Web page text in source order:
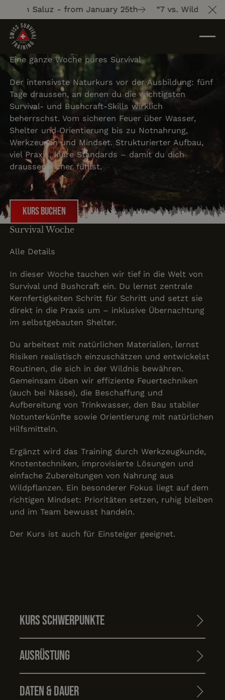
Saluz - from January 25th “7 vs. Wild” with
Eine ganze Woche pures Survival
Der intensivste Naturkurs vor der Ausbildung: fünf
Tage draussen, an denen du die wichtigsten
Survival- und Bushcraft-Skills wirklich
beherrschst. Vom sicheren Feuer über Wasser,
Shelter und Orientierung bis zu Notnahrung,
Werkzeugen und Mindset. Strukturierter Aufbau,
viel Praxis, klare Standards – damit du dich
draussen sicher fühlst.
Kurs buchen
Survival Woche
Alle Details
In dieser Woche tauchen wir tief in die Welt von
Survival und Bushcraft ein. Du lernst zentrale
Kernfertigkeiten Schritt für Schritt und setzt sie
direkt in die Praxis um – inklusive Übernachtung
im selbstgebauten Shelter.
Du arbeitest mit natürlichen Materialien, lernst
Risiken realistisch einzuschätzen und entwickelst
Routinen, die sich in der Wildnis bewähren.
Gemeinsam üben wir effiziente Feuertechniken
(auch bei Nässe), die Beschaffung und
Aufbereitung von Trinkwasser, den Bau stabiler
Notunterkünfte sowie Orientierung mit natürlichen
Hilfsmitteln.
Ergänzt wird das Training durch Werkzeugkunde,
Knotentechniken, improvisierte Lösungen und
einfache Zubereitungen von Nahrung aus
Wildpflanzen. Ein besonderer Fokus liegt auf dem
richtigen Mindset: Prioritäten setzen, ruhig bleiben
und im Team bewusst handeln.
Der Kurs ist auch für Einsteiger geeignet.
Kurs Schwerpunkte
Ausrüstung
Daten & Dauer